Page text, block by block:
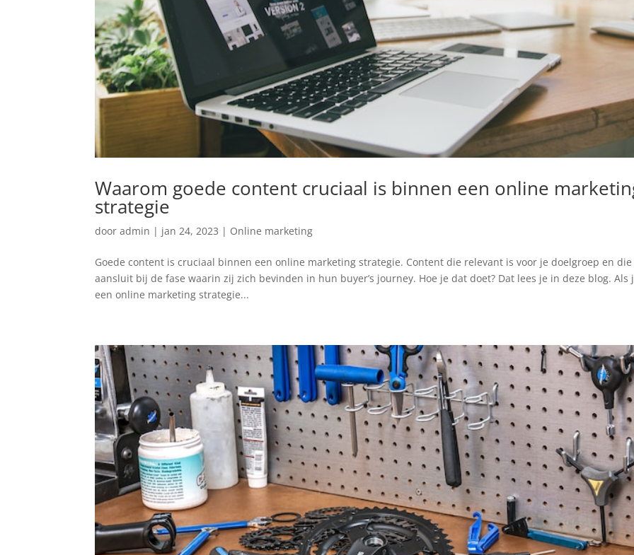
Waarom goede content cruciaal is binnen een online
strategie
dooradmin | jan 24, 2023 | Online marketing
Goede content is cruciaal binnen een online marketing strategie. Content die relevant is voor je doelgroep en die
aansluit bij de fase waarin zij zich bevinden in hun buyer’s journey. Hoe je dat doet? Dat lees je in deze blog. Als
een online marketing strategie...